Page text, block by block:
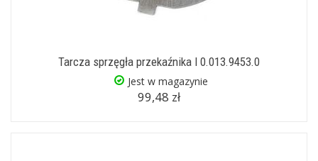
Tarcza sprzęgła przekaźnika I 0.013.9453.0
Jest w magazynie
99,48 zł